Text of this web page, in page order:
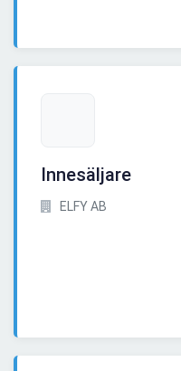
Innesäljare
ELFY AB